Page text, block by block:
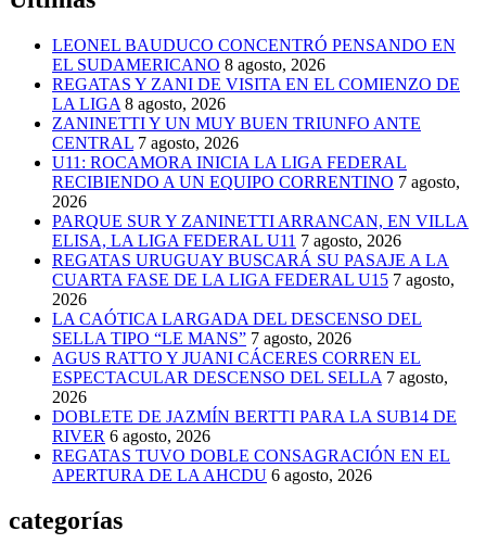
LEONEL BAUDUCO CONCENTRÓ PENSANDO EN
EL SUDAMERICANO 8 agosto, 2026
REGATAS Y ZANI DE VISITA EN EL COMIENZO DE
LA LIGA 8 agosto, 2026
ZANINETTI Y UN MUY BUEN TRIUNFO ANTE
CENTRAL 7 agosto, 2026
U11: ROCAMORA INICIA LA LIGA FEDERAL
RECIBIENDO A UN EQUIPO CORRENTINO 7 agosto,
2026
PARQUE SUR Y ZANINETTI ARRANCAN, EN VILLA
ELISA, LA LIGA FEDERAL U11 7 agosto, 2026
REGATAS URUGUAY BUSCARÁ SU PASAJE A LA
CUARTA FASE DE LA LIGA FEDERAL U15 7 agosto,
2026
LA CAÓTICA LARGADA DEL DESCENSO DEL
SELLA TIPO “LE MANS” 7 agosto, 2026
AGUS RATTO Y JUANI CÁCERES CORREN EL
ESPECTACULAR DESCENSO DEL SELLA 7 agosto,
2026
DOBLETE DE JAZMÍN BERTTI PARA LA SUB14 DE
RIVER 6 agosto, 2026
REGATAS TUVO DOBLE CONSAGRACIÓN EN EL
APERTURA DE LA AHCDU 6 agosto, 2026
categorías